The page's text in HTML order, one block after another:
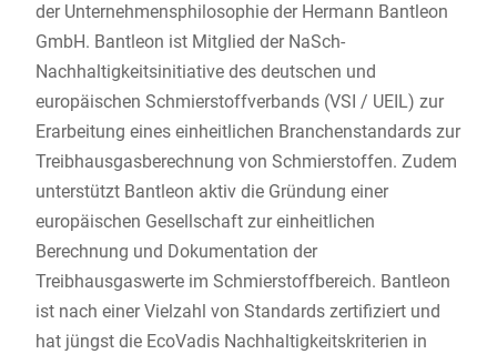
der Unternehmensphilosophie der Hermann Bantleon
GmbH. Bantleon ist Mitglied der NaSch-
Nachhaltigkeitsinitiative des deutschen und
europäischen Schmierstoffverbands (VSI / UEIL) zur
Erarbeitung eines einheitlichen Branchenstandards zur
Treibhausgasberechnung von Schmierstoffen. Zudem
unterstützt Bantleon aktiv die Gründung einer
europäischen Gesellschaft zur einheitlichen
Berechnung und Dokumentation der
Treibhausgaswerte im Schmierstoffbereich. Bantleon
ist nach einer Vielzahl von Standards zertifiziert und
hat jüngst die EcoVadis Nachhaltigkeitskriterien in